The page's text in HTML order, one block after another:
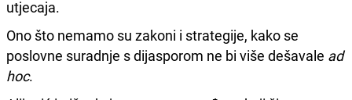
utjecaja.
Ono što nemamo su zakoni i strategije, kako se
poslovne suradnje s dijasporom ne bi više dešavale ad
hoc.